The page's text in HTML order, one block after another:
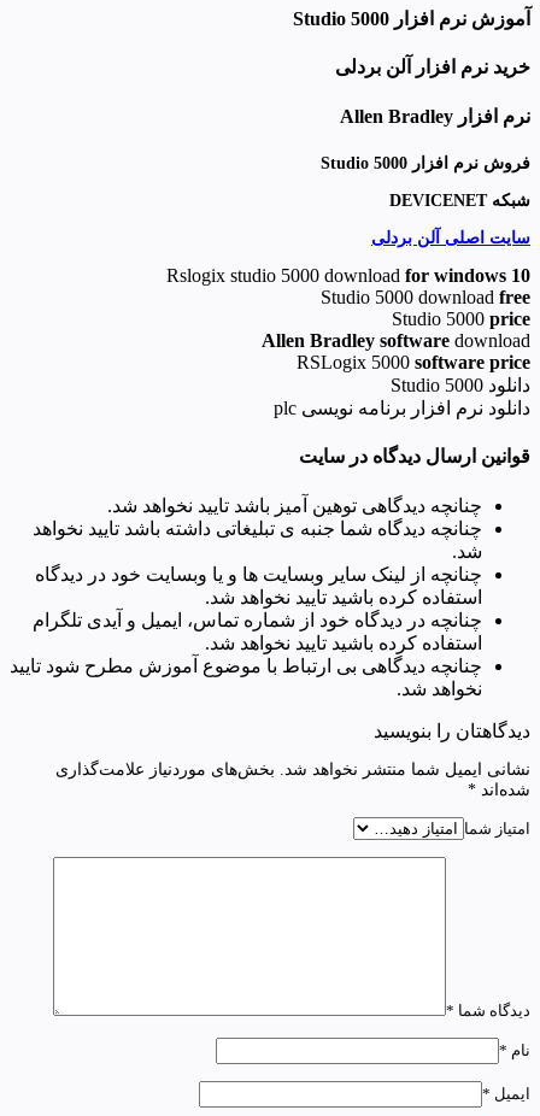
آموزش نرم افزار Studio 5000
خرید نرم افزار آلن بردلی
نرم افزار Allen Bradley
فروش نرم افزار Studio 5000
شبکه DEVICENET
سایت اصلی آلن بردلی
Rslogix studio 5000 download for windows 10
Studio 5000 download free
Studio 5000 price
Allen Bradley software download
RSLogix 5000 software price
دانلود Studio 5000
دانلود نرم افزار برنامه نویسی plc
قوانین ارسال دیدگاه در سایت
چنانچه دیدگاهی توهین آمیز باشد تایید نخواهد شد.
چنانچه دیدگاه شما جنبه ی تبلیغاتی داشته باشد تایید نخواهد
شد.
چنانچه از لینک سایر وبسایت ها و یا وبسایت خود در دیدگاه
استفاده کرده باشید تایید نخواهد شد.
چنانچه در دیدگاه خود از شماره تماس، ایمیل و آیدی تلگرام
استفاده کرده باشید تایید نخواهد شد.
چنانچه دیدگاهی بی ارتباط با موضوع آموزش مطرح شود تایید
نخواهد شد.
دیدگاهتان را بنویسید
نشانی ایمیل شما منتشر نخواهد شد.
بخش‌های موردنیاز علامت‌گذاری
شده‌اند *
امتیاز شما
دیدگاه شما *
نام *
ایمیل *